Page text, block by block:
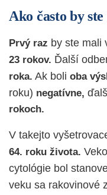
Ako často by
Prvý raz by ste mali
23 rokov. Ďalší
roka. Ak boli oba
roku) negatívne,
rokoch.
V takejto
64. roku života.
cytológie bol
veku sa rakovinové